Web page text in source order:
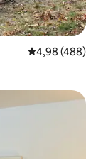
4,98 (488)